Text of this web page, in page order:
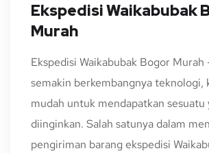
Ekspedisi Waikabubak
Murah
Ekspedisi Waikabubak Bogor Murah
semakin berkembangnya teknologi,
mudah untuk mendapatkan sesuatu
diinginkan. Salah satunya dalam
pengiriman barang ekspedisi